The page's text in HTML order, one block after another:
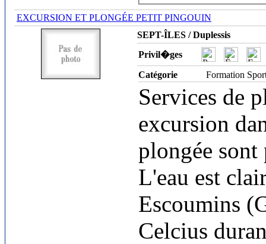
EXCURSION ET PLONGÉE PETIT PINGOUIN
SEPT-ÎLES / Duplessis
Privil�ges
Catégorie
Formation
Services de
excursion
plongée sont
L'eau est
Escoumins
Celcius